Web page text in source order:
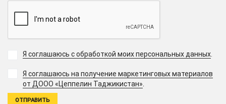
Я соглашаюсь с обработкой моих персональных данных
Я соглашаюсь на получение маркетинговых материалов
от ДООО «Цеппелин Таджикистан».